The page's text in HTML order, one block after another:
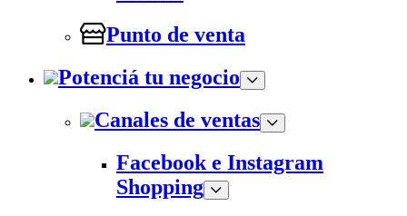
Punto de venta
Potenciá tu negocio
Canales de ventas
Facebook e Instagram
Shopping